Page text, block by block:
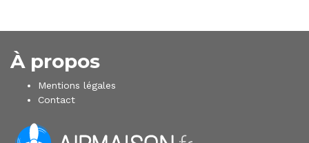
À propos
Mentions légales
Contact